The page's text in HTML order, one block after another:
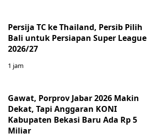
Persija TC ke Thailand, Persib Pilih
Bali untuk Persiapan Super League
2026/27
1 jam
Gawat, Porprov Jabar 2026 Makin
Dekat, Tapi Anggaran KONI
Kabupaten Bekasi Baru Ada Rp 5
Miliar